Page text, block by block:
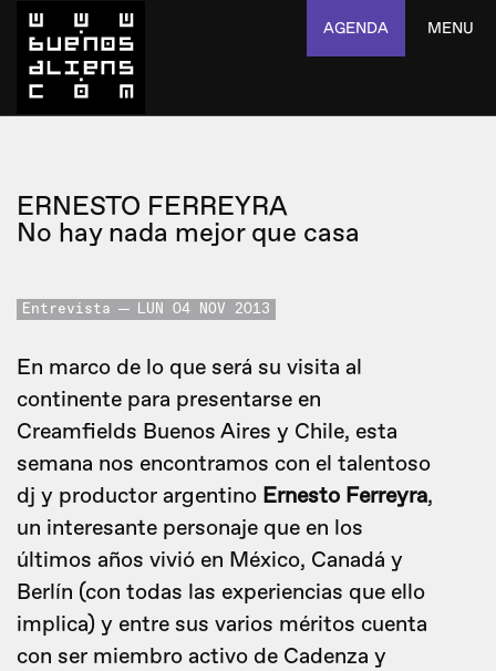
AGENDA MENU
ERNESTO FERREYRA
No hay nada mejor que casa
Entrevista LUN 04 NOV 2013
En marco de lo que será su visita al
continente para presentarse en
Creamfields Buenos Aires y Chile, esta
semana nos encontramos con el talentoso
dj y productor argentino Ernesto Ferreyra,
un interesante personaje que en los
últimos años vivió en México, Canadá y
Berlín (con todas las experiencias que ello
implica) y entre sus varios méritos cuenta
con ser miembro activo de Cadenza y